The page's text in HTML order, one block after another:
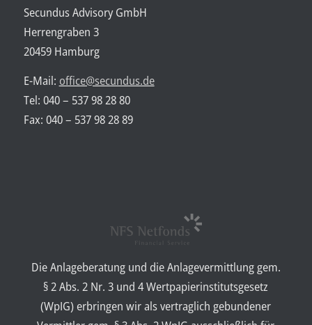
Secundus Advisory GmbH
Herrengraben 3
20459 Hamburg
E-Mail: office@secundus.de
Tel: 040 – 537 98 28 80
Fax: 040 – 537 98 28 89
Die Anlageberatung und die Anlagevermittlung gem.
§ 2 Abs. 2 Nr. 3 und 4 Wertpapierinstitutsgesetz
(WpIG) erbringen wir als vertraglich gebundener